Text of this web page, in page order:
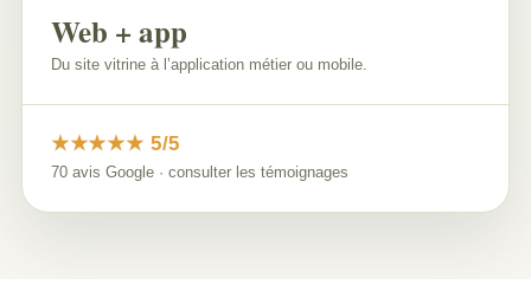
Web + app
Du site vitrine à l’application métier ou mobile.
★★★★★ 5/5
70 avis Google · consulter les témoignages